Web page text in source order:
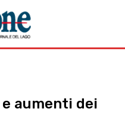
aumenti dei